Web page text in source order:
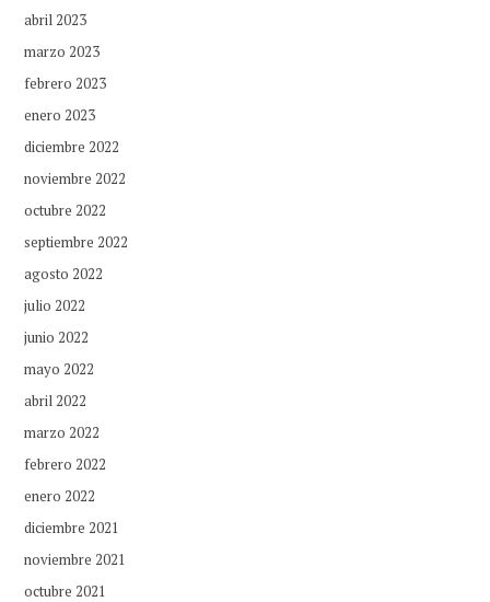
abril 2023
marzo 2023
febrero 2023
enero 2023
diciembre 2022
noviembre 2022
octubre 2022
septiembre 2022
agosto 2022
julio 2022
junio 2022
mayo 2022
abril 2022
marzo 2022
febrero 2022
enero 2022
diciembre 2021
noviembre 2021
octubre 2021